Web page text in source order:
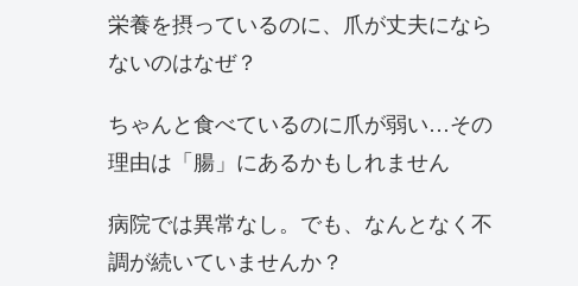
栄養を摂っているのに、爪が丈夫になら
ないのはなぜ？
ちゃんと食べているのに爪が弱い…その
理由は「腸」にあるかもしれません
病院では異常なし。でも、なんとなく不
調が続いていませんか？